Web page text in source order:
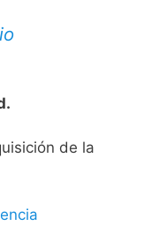
de la